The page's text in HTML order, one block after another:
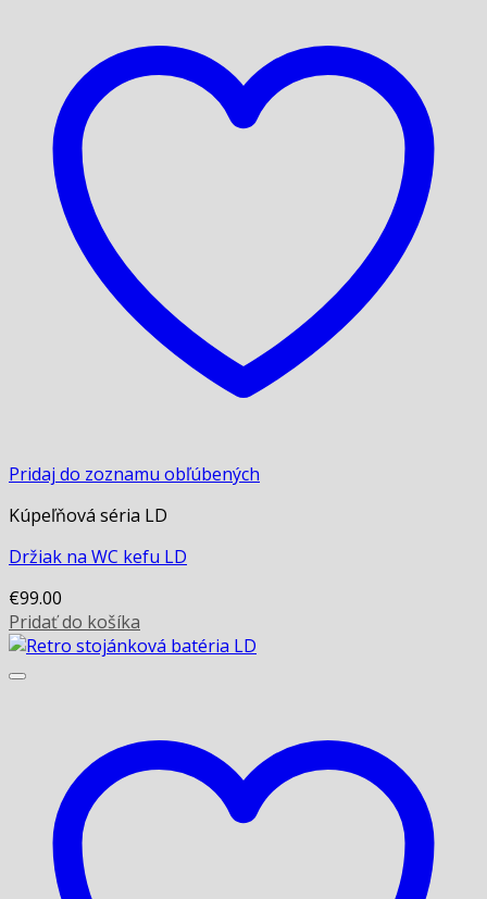
Pridaj do zoznamu obľúbených
Kúpeľňová séria LD
Držiak na WC kefu LD
€99.00
Pridať do košíka